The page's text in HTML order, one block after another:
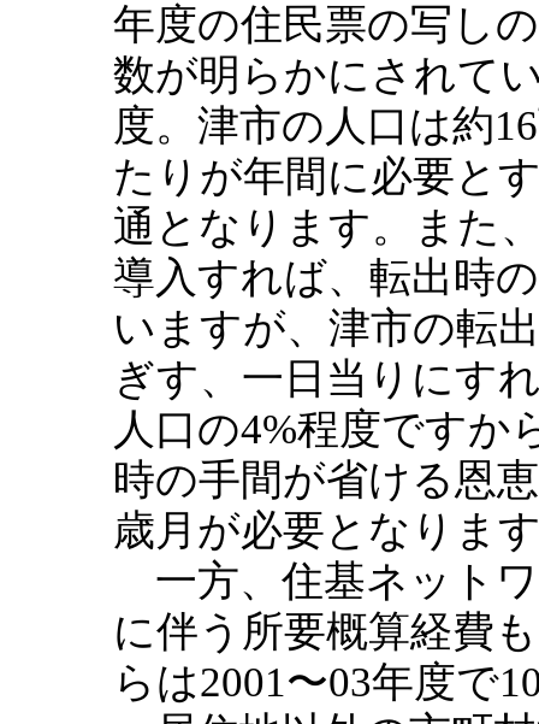
年度の住民票の写し
数が明らかにされて
度。津市の人口は約
たりが年間に必要と
通となります。また
導入すれば、転出時
いますが、津市の転
ぎす、一日当りにす
人口の4%程度ですか
時の手間が省ける恩
歳月が必要となりま
一方、住基ネット
に伴う所要概算経費
らは2001〜03年度で